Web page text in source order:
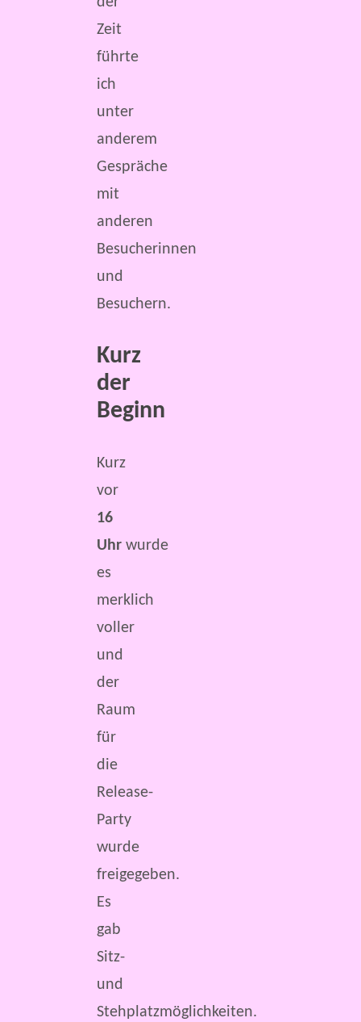
Zeit
führte
ich
unter
anderem
Gespräche
mit
anderen
Besucherinnen
und
Besuchern.
Kurz
der
Beginn
Kurz
vor
16
Uhr wurde
es
merklich
voller
und
der
Raum
für
die
Release-
Party
wurde
freigegeben.
Es
gab
Sitz-
und
Stehplatzmöglichkeiten.